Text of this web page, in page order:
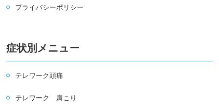
プライバシーポリシー
症状別メニュー
テレワーク頭痛
テレワーク 肩こり